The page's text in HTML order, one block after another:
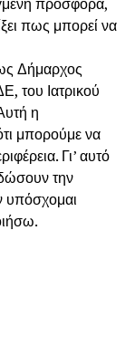
πως μπορεί να
Δήμαρχος
του Ιατρικού
η
μπορούμε να
Γι’ αυτό
την
υπόσχομαι